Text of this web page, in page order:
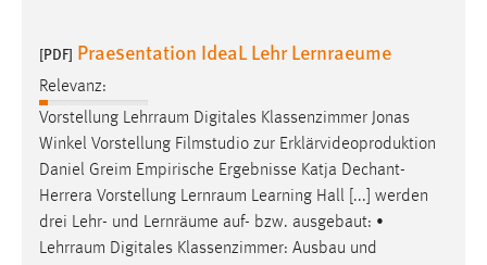
[PDF] Praesentation IdeaL Lehr Lernraeume
Relevanz:
Vorstellung Lehrraum Digitales Klassenzimmer Jonas
Winkel Vorstellung Filmstudio zur Erklärvideoproduktion
Daniel Greim Empirische Ergebnisse Katja Dechant-
Herrera Vorstellung Lernraum Learning Hall [...] werden
drei Lehr- und Lernräume auf- bzw. ausgebaut: •
Lehrraum Digitales Klassenzimmer: Ausbau und